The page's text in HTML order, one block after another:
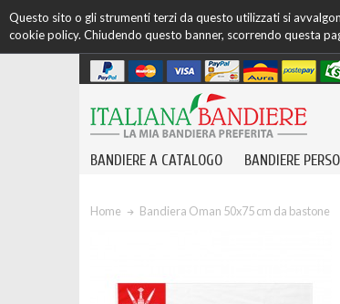
Questo sito o gli strumenti terzi da questo utilizzati si
cookie policy. Chiudendo questo banner, scorrendo questa
BANDIERE A CATALOGO BANDIERE
Home Bandiera Oman 50x75 cm da bastone